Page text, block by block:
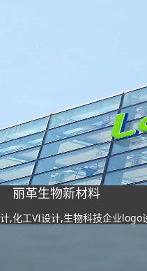
丽革生物新材料
,化工VI设计,生物科技企业logo